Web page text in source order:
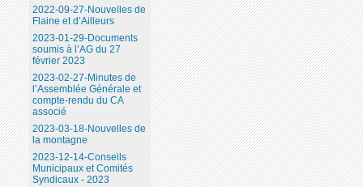
2022-09-27-Nouvelles de
Flaine et d’Ailleurs
2023-01-29-Documents
soumis à l’AG du 27
février 2023
2023-02-27-Minutes de
l’Assemblée Générale et
compte-rendu du CA
associé
2023-03-18-Nouvelles de
la montagne
2023-12-14-Conseils
Municipaux et Comités
Syndicaux - 2023